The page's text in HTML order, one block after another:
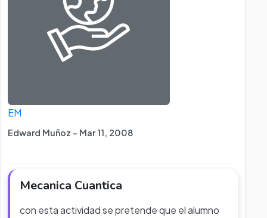
EM
Edward Muñoz - Mar 11, 2008
Mecanica Cuantica
con esta actividad se pretende que el alumno